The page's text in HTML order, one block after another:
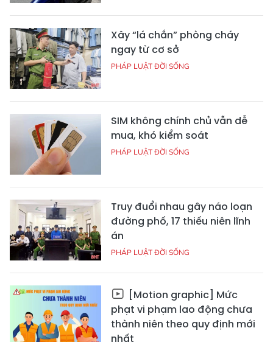
Xây “lá chắn” phòng cháy
ngay từ cơ sở
PHÁP LUẬT ĐỜI SỐNG
SIM không chính chủ vẫn dễ
mua, khó kiểm soát
PHÁP LUẬT ĐỜI SỐNG
Truy đuổi nhau gây náo loạn
đường phố, 17 thiếu niên lĩnh
án
PHÁP LUẬT ĐỜI SỐNG
[Motion graphic] Mức
phạt vi phạm lao động chưa
thành niên theo quy định mới
nhất